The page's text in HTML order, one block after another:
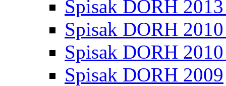
Spisak DORH
Spisak DORH
Spisak DORH
Spisak DORH 2009